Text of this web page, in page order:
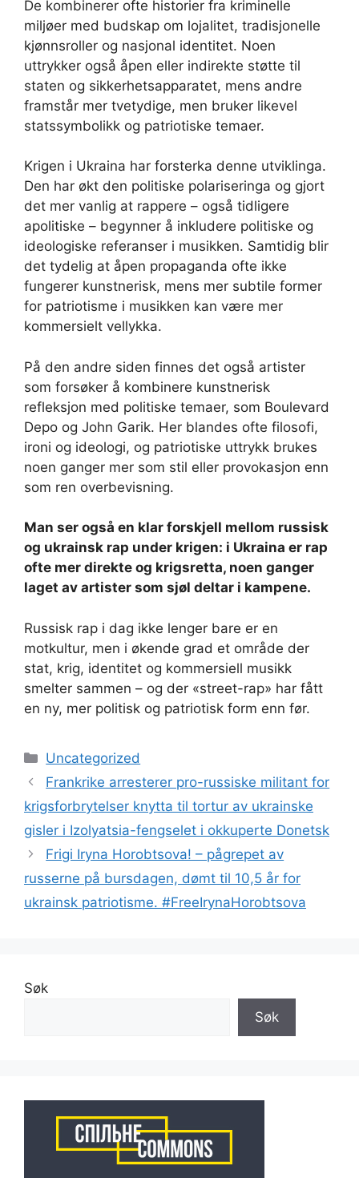
De kombinerer ofte historier fra kriminelle
miljøer med budskap om lojalitet, tradisjonelle
kjønnsroller og nasjonal identitet. Noen
uttrykker også åpen eller indirekte støtte til
staten og sikkerhetsapparatet, mens andre
framstår mer tvetydige, men bruker likevel
statssymbolikk og patriotiske temaer.
Krigen i Ukraina har forsterka denne utviklinga.
Den har økt den politiske polariseringa og gjort
det mer vanlig at rappere – også tidligere
apolitiske – begynner å inkludere politiske og
ideologiske referanser i musikken. Samtidig blir
det tydelig at åpen propaganda ofte ikke
fungerer kunstnerisk, mens mer subtile former
for patriotisme i musikken kan være mer
kommersielt vellykka.
På den andre siden finnes det også artister
som forsøker å kombinere kunstnerisk
refleksjon med politiske temaer, som Boulevard
Depo og John Garik. Her blandes ofte filosofi,
ironi og ideologi, og patriotiske uttrykk brukes
noen ganger mer som stil eller provokasjon enn
som ren overbevisning.
Man ser også en klar forskjell mellom russisk
og ukrainsk rap under krigen: i Ukraina er rap
ofte mer direkte og krigsretta, noen ganger
laget av artister som sjøl deltar i kampene.
Russisk rap i dag ikke lenger bare er en
motkultur, men i økende grad et område der
stat, krig, identitet og kommersiell musikk
smelter sammen – og der «street-rap» har fått
en ny, mer politisk og patriotisk form enn før.
Kategorier
Uncategorized
Frankrike arresterer pro-russiske militant for
krigsforbrytelser knytta til tortur av ukrainske
gisler i Izolyatsia-fengselet i okkuperte Donetsk
Frigi Iryna Horobtsova! – pågrepet av
russerne på bursdagen, dømt til 10,5 år for
ukrainsk patriotisme. #FreeIrynaHorobtsova
Søk
Søk